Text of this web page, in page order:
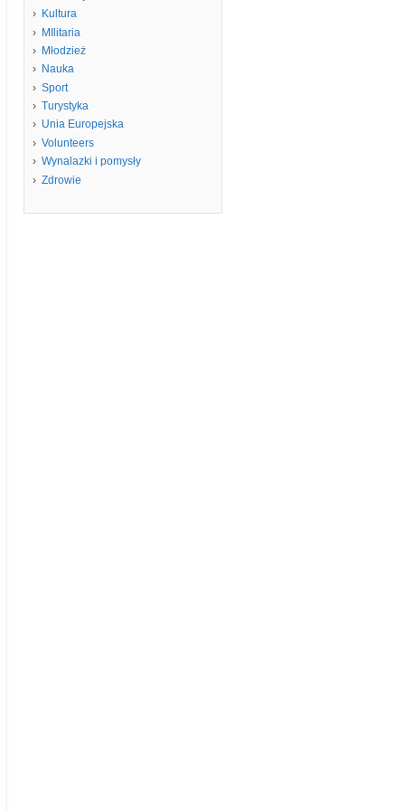
Kultura
MIlitaria
Młodzież
Nauka
Sport
Turystyka
Unia Europejska
Volunteers
Wynalazki i pomysły
Zdrowie